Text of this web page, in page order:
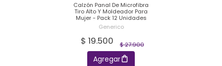
Calzón Panal De Microfibra
Tiro Alto Y Moldeador Para
Mujer - Pack 12 Unidades
Generico
$ 27.900
$ 19.500
Agregar